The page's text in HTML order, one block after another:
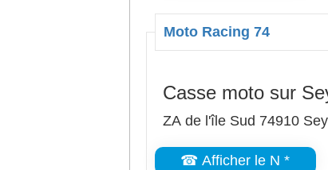
Moto Racing 74
Casse moto sur
ZA de l'île Sud 74910
☎ Afficher le N *